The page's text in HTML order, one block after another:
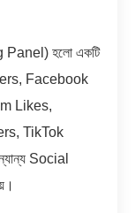
হলো একটি
Facebook
Likes,
TikTok
Social